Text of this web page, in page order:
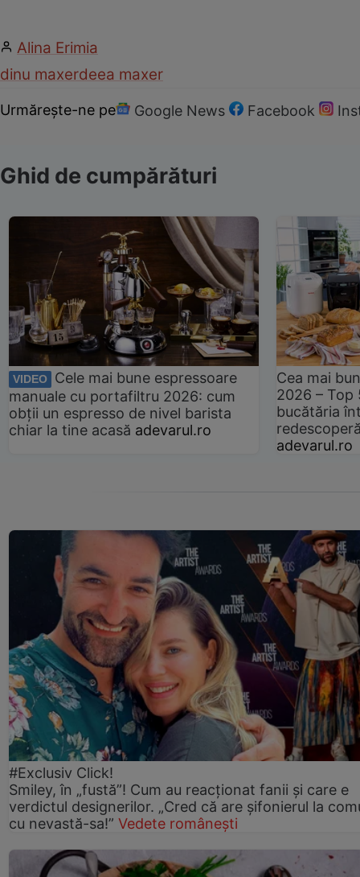
Alina Erimia
dinu maxerdeea maxer
Urmărește-ne pe Google News Facebook
Ghid de cumpărături
VIDEO
Cele mai bune espressoare
manuale cu portafiltru 2026: cum
obții un espresso de nivel barista
chiar la tine acasă adevarul.ro
Cea mai
2026 –
bucătăria
adevarul.ro
#Exclusiv Click!
Smiley, în „fustă”! Cum au reacționat fanii și care e
verdictul designerilor. „Cred că are șifonierul la
cu nevastă-sa!” Vedete românești